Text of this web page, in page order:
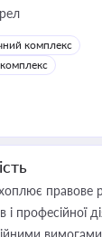
комплекс
правове
професійної